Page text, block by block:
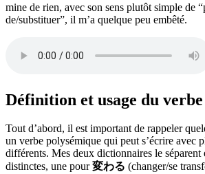
mine de rien, avec son sens plutôt simple de
de/substituer”, il m’a quelque peu embêté.
Définition et usage du
Tout d’abord, il est important de rappeler
un verbe polysémique qui peut s’écrire avec
différents. Mes deux dictionnaires le séparent
distinctes, une pour変わる (changer/se